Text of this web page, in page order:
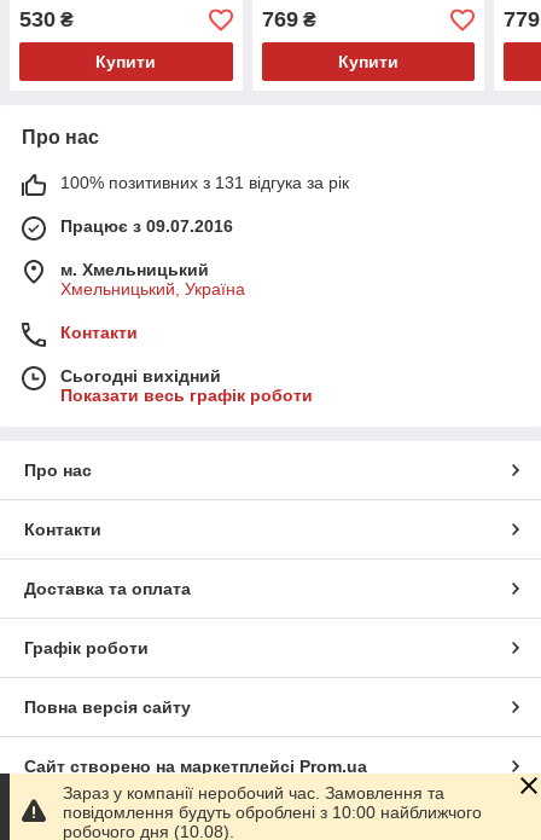
530 ₴
Купити
769₴
Купити
779
Про нас
100% позитивних з 131 відгука за рік
Працює з 09.07.2016
м. Хмельницький
Хмельницький, Україна
Контакти
Сьогодні вихідний
Показати весь графік роботи
Про нас
Контакти
Доставка та оплата
Графік роботи
Повна версія сайту
Сайт створено на маркетплейсі Prom.ua
Політика конфіденційності
Зараз у компанії неробочий час. Замовлення та
повідомлення будуть оброблені з 10:00 найближчого
робочого дня (10.08).